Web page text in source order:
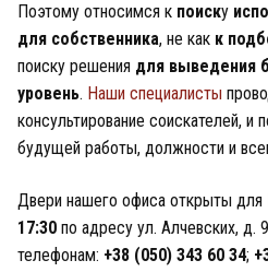
Поэтому относимся к поиску
для собственника, не как к
поиску решения для выведения
уровень. Наши специалисты
консультирование соискателей, и
будущей работы, должности и
Двери нашего офиса открыты для
17:30 по адресу ул. Алчевских, д.
телефонам: +38 (050) 343 60 34;